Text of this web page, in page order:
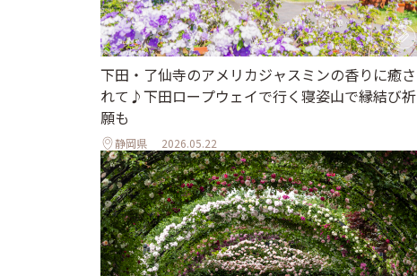
下田・了仙寺のアメリカジャスミンの香りに癒さ
れて♪下田ロープウェイで行く寝姿山で縁結び祈
願も
静岡県 2026.05.22